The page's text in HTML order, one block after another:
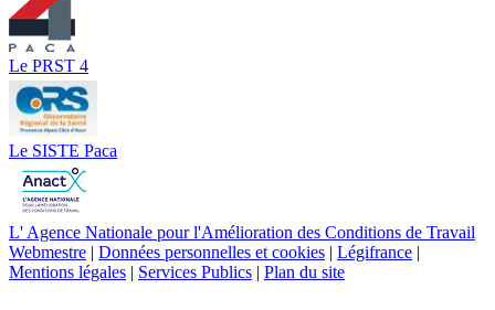
Le PRST 4
Le SISTE Paca
L' Agence Nationale pour l'Amélioration des Conditions de Travail
Webmestre | Données personnelles et cookies | Légifrance |
Mentions légales | Services Publics | Plan du site